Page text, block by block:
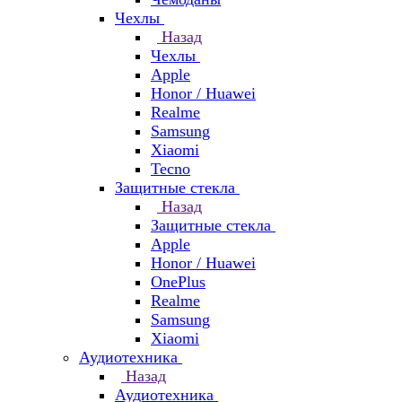
Чехлы
Назад
Чехлы
Apple
Honor / Huawei
Realme
Samsung
Xiaomi
Tecno
Защитные стекла
Назад
Защитные стекла
Apple
Honor / Huawei
OnePlus
Realme
Samsung
Xiaomi
Аудиотехника
Назад
Аудиотехника